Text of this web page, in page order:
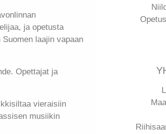
ja opetusta
laajin vapaan
Opettajat ja
vieraisiin
musiikin